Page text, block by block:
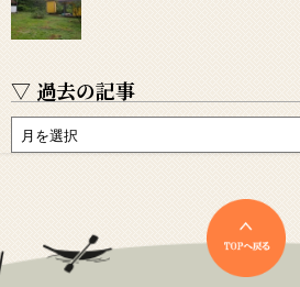
▽ 過去の記事